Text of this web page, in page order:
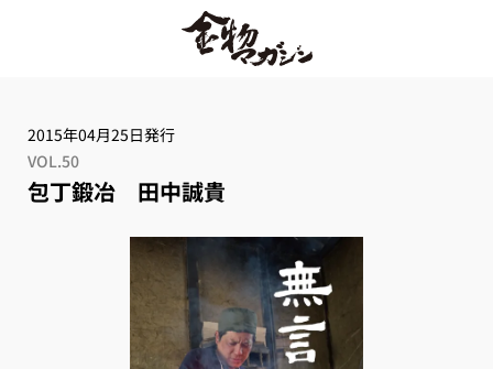
2015年04月25日発行
VOL.50
包丁鍛冶 田中誠貴